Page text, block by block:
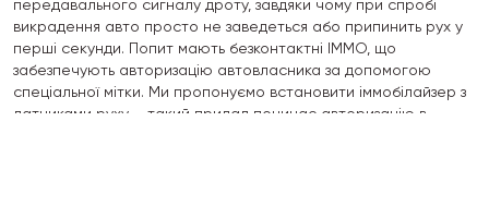
передавального сигналу дроту, завдяки чому при спробі
викрадення авто просто не заведеться або припинить рух у
перші секунди. Попит мають безконтактні ІММО, що
забезпечують авторизацію автовласника за допомогою
спеціальної мітки. Ми пропонуємо встановити іммобілайзер з
датчиками руху – такий прилад починає авторизацію в